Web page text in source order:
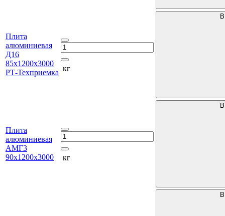
Плита
алюминиевая
Д16
85х1200х3000
РТ-Техприемка кг
Плита
алюминиевая
АМГ3
90х1200х3000
кг